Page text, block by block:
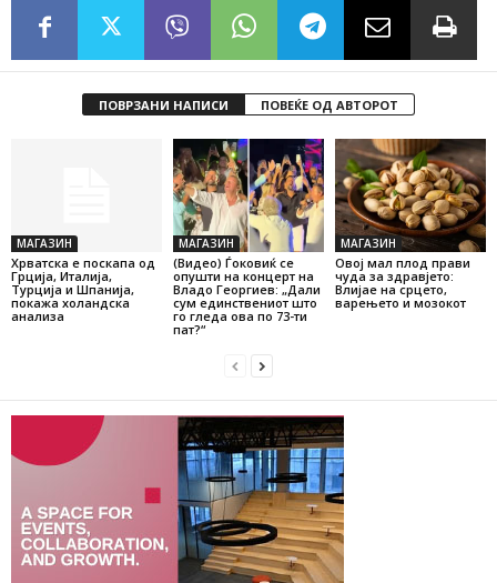
ПОВРЗАНИ НАПИСИ ПОВЕЌЕ ОД АВТОРОТ
МАГАЗИН
Хрватска е поскапа од
Грција, Италија,
Турција и Шпанија,
покажа холандска
анализа
МАГАЗИН
(Видео) Ѓоковиќ се
опушти на концерт на
Владо Георгиев: „Дали
сум единствениот што
го гледа ова по 73-ти
пат?“
МАГАЗИН
Овој мал плод прави
чуда за здравјето:
Влијае на срцето,
варењето и мозокот